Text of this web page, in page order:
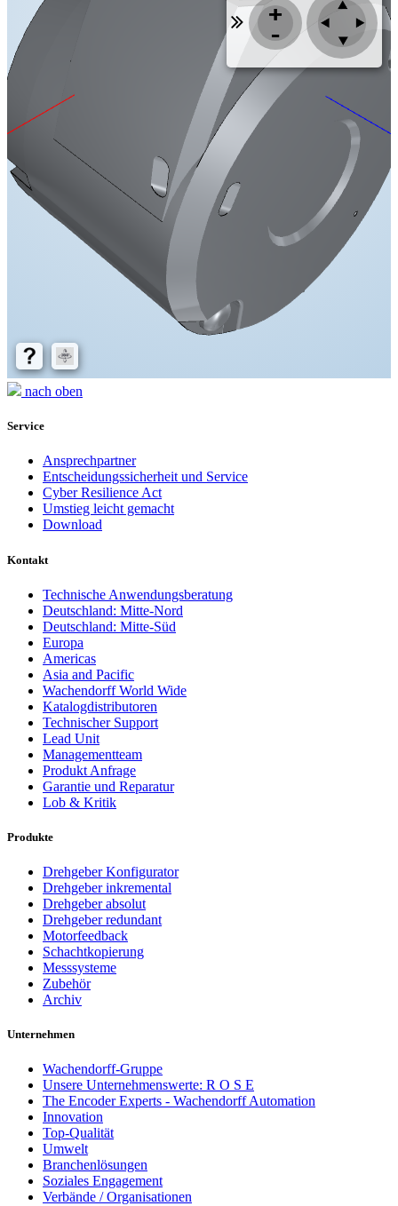
nach oben
Service
Ansprechpartner
Entscheidungssicherheit und Service
Cyber Resilience Act
Umstieg leicht gemacht
Download
Kontakt
Technische Anwendungsberatung
Deutschland: Mitte-Nord
Deutschland: Mitte-Süd
Europa
Americas
Asia and Pacific
Wachendorff World Wide
Katalogdistributoren
Technischer Support
Lead Unit
Managementteam
Produkt Anfrage
Garantie und Reparatur
Lob & Kritik
Produkte
Drehgeber Konfigurator
Drehgeber inkremental
Drehgeber absolut
Drehgeber redundant
Motorfeedback
Schachtkopierung
Messsysteme
Zubehör
Archiv
Unternehmen
Wachendorff-Gruppe
Unsere Unternehmenswerte: R O S E
The Encoder Experts - Wachendorff Automation
Innovation
Top-Qualität
Umwelt
Branchenlösungen
Soziales Engagement
Verbände / Organisationen